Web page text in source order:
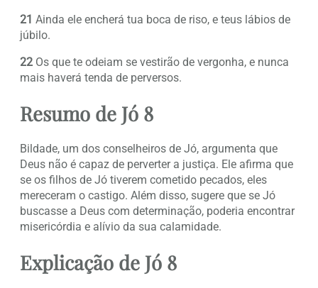
21 Ainda ele encherá tua boca de riso, e teus lábios de
júbilo.
22 Os que te odeiam se vestirão de vergonha, e nunca
mais haverá tenda de perversos.
Resumo de Jó 8
Bildade, um dos conselheiros de Jó, argumenta que
Deus não é capaz de perverter a justiça. Ele afirma que
se os filhos de Jó tiverem cometido pecados, eles
mereceram o castigo. Além disso, sugere que se Jó
buscasse a Deus com determinação, poderia encontrar
misericórdia e alívio da sua calamidade.
Explicação de Jó 8